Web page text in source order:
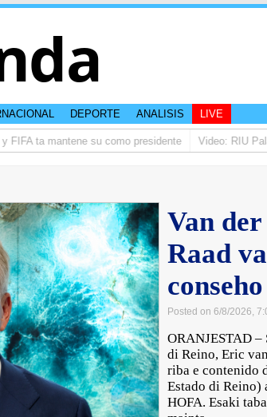
DEPORTE ANALISIS LIVE
ta mantene su como presidente Video: RIU
Van
Raad
Posted on 6/8/2026,
ORANJESTAD –
di Reino, Eric
riba e contenido
Estado di Reino)
HOFA. Esaki